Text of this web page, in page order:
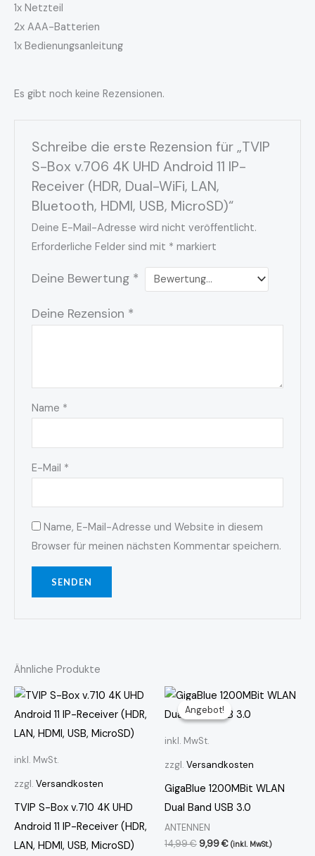
1x Netzteil
2x AAA-Batterien
1x Bedienungsanleitung
Es gibt noch keine Rezensionen.
Schreibe die erste Rezension für „TVIP
S-Box v.706 4K UHD Android 11 IP-
Receiver (HDR, Dual-WiFi, LAN,
Bluetooth, HDMI, USB, MicroSD)“
Deine E-Mail-Adresse wird nicht veröffentlicht.
Erforderliche Felder sind mit * markiert
Deine Bewertung *
Deine Rezension *
Name *
E-Mail *
Name, E-Mail-Adresse und Website in diesem
Browser für meinen nächsten Kommentar speichern.
Ähnliche Produkte
inkl. MwSt.
zzgl. Versandkosten
TVIP S-Box v.710 4K UHD
Android 11 IP-Receiver (HDR,
LAN, HDMI, USB, MicroSD)
Angebot!
Angebot!
inkl. MwSt.
zzgl. Versandkosten
GigaBlue 1200MBit WLAN
Dual Band USB 3.0
ANTENNEN
14,99€
Ursprünglicher
Preis
war:
9,99€
Aktueller
ist:
(inkl. MwSt.)